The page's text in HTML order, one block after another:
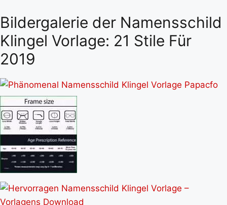
Bildergalerie der Namensschild
Klingel Vorlage: 21 Stile Für
2019